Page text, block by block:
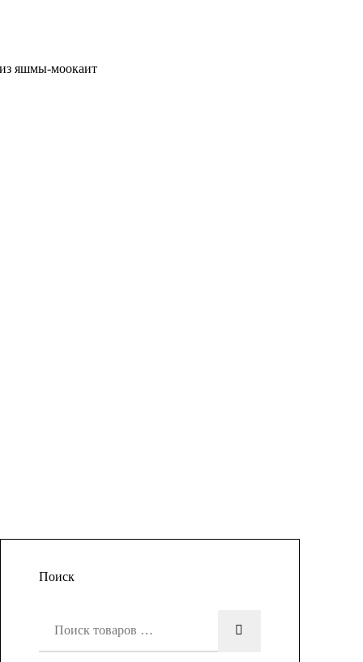
яшмы-моокаит
Поиск